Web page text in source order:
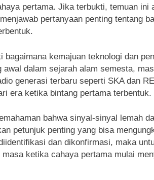
pertama. Jika terbukti, temuan ini
pertanyaan penting tentang
bagaimana kemajuan teknologi dan
awal dalam sejarah alam semesta,
generasi terbaru seperti SKA dan
era ketika bintang pertama terbentuk.
bahwa sinyal-sinyal lemah
petunjuk penting yang bisa
dan dikonfirmasi, maka
ketika cahaya pertama mulai